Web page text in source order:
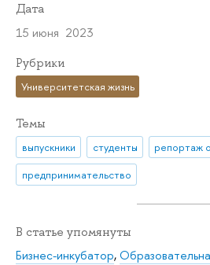
Дата
15 июня 2023
Рубрики
Университетская жизнь
Темы
выпускники студенты
репортаж
предпринимательство
В статье упомянуты
Бизнес-инкубатор,